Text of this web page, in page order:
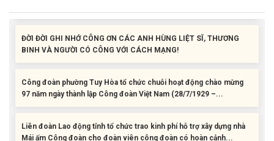
ĐỜI ĐỜI GHI NHỚ CÔNG ƠN CÁC ANH HÙNG LIỆT SĨ, THƯƠNG
BINH VÀ NGƯỜI CÓ CÔNG VỚI CÁCH MẠNG!
Công đoàn phường Tuy Hòa tổ chức chuỗi hoạt động chào mừng
Liên đoàn Lao động tỉnh tổ chức trao kinh phí hỗ trợ xây dựng nhà